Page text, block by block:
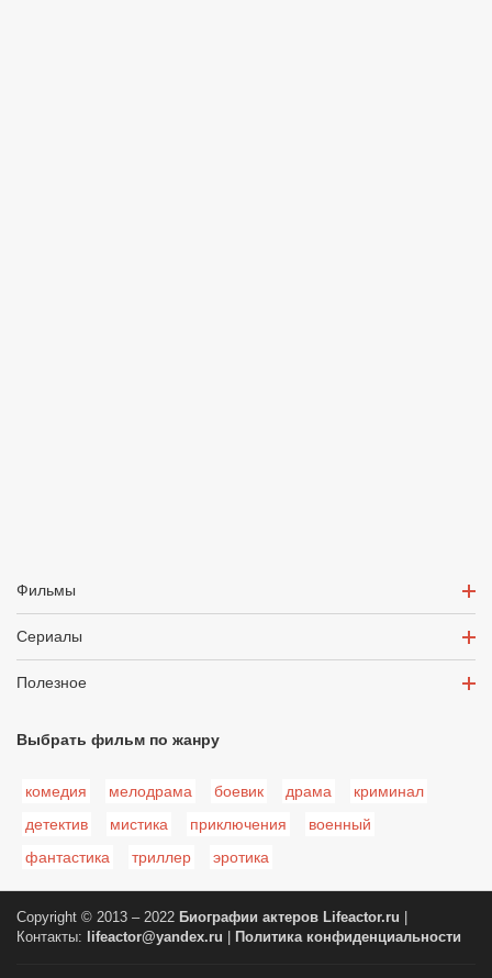
Фильмы
Сериалы
Полезное
Выбрать фильм по жанру
комедия мелодрама боевик драма
криминал
детектив
мистика приключения
военный
фантастика
триллер эротика
Copyright © 2013 – 2022 Биографии актеров Lifeactor.ru
Контакты:
lifeactor@yandex.ru Политика конфиденциальности